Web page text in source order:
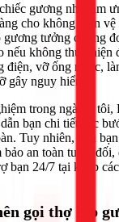
gương nhà tắm
cho không gian
gương tưởng chừng
nếu không thực hiện
điện, vỡ ống nước,
gây nguy hiểm.
trong ngành, tôi,
dẫn bạn chi tiết các
Tuy nhiên, nếu
bảo an toàn tuyệt
bạn 24/7 tại khắp
gọi thợ lắp